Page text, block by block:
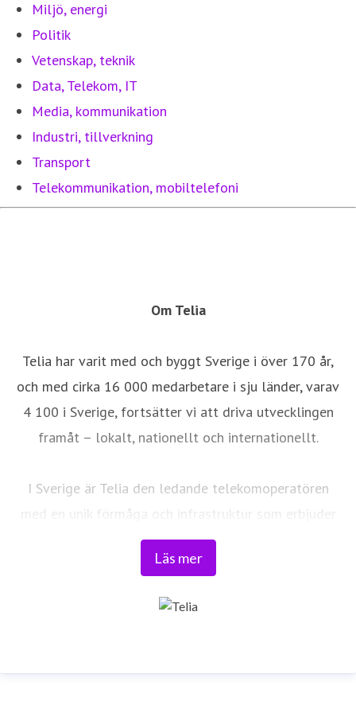
Miljö, energi
Politik
Vetenskap, teknik
Data, Telekom, IT
Media, kommunikation
Industri, tillverkning
Transport
Telekommunikation, mobiltelefoni
Om Telia
Telia har varit med och byggt Sverige i över 170 år,
och med cirka 16 000 medarbetare i sju länder, varav
4 100 i Sverige, fortsätter vi att driva utvecklingen
framåt – lokalt, nationellt och internationellt.
I Sverige är Telia den ledande telekomoperatören
med en unik förmåga och infrastruktur som erbjuder
robust, säker och pålitlig uppkoppling – för hela
landet. Från seniorer och familjer till småföretag och
digitaliseringens kraft i vardagen och är en del av
Läs mer